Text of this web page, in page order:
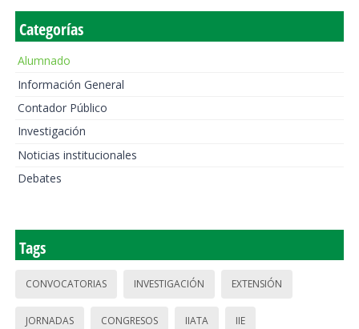
Categorías
Alumnado
Información General
Contador Público
Investigación
Noticias institucionales
Debates
Tags
CONVOCATORIAS INVESTIGACIÓN EXTENSIÓN
JORNADAS CONGRESOS IIATA IIE